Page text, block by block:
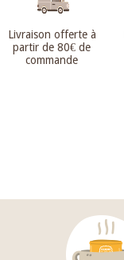
Livraison offerte à
partir de 80€ de
commande